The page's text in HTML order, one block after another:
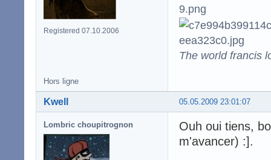
Registered 07.10.2006
The world francis
Hors ligne
05.05.2009 23:01:07
Kwell
Lombric choupitrognon
Ouh oui tiens,
m'avancer) :].